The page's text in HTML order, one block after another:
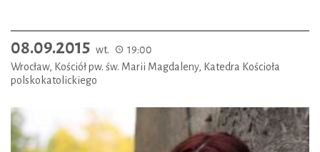
08.09.2015 wt.
19:00
Wrocław, Kościół pw. św. Marii Magdaleny, Katedra Kościoła
polskokatolickiego